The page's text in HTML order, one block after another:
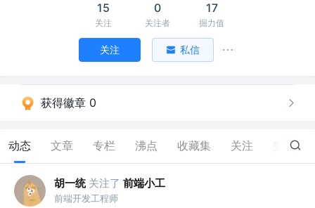
15
关注
0
关注者
17
掘力值
关注 私信
获得徽章 0
动态 文章 专栏 沸点 收藏集 关注 13
胡一统 关注了 前端小工
前端开发工程师